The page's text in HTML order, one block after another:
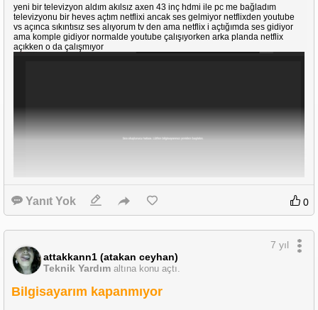
yeni bir televizyon aldım akılsız axen 43 inç hdmi ile pc me bağladım
televizyonu bir heves açtım netflixi ancak ses gelmiyor netflixden youtube
vs açınca sıkıntısız ses alıyorum tv den ama netflix i açtığımda ses gidiyor
ama komple gidiyor normalde youtube çalışıyorken arka planda netflix
açıkken o da çalışmıyor
çözebilirim ?
Yanıt Yok 0
attakkann1 (atakan ceyhan)
Teknik Yardım altına konu açtı.
7 yıl
Bilgisayarım kapanmıyor